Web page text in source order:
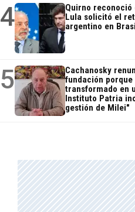
4
Quirno reconoció
Lula solicitó el
argentino en
5
Cachanosky
fundación porque
transformado en
Instituto Patria
gestión de Milei"